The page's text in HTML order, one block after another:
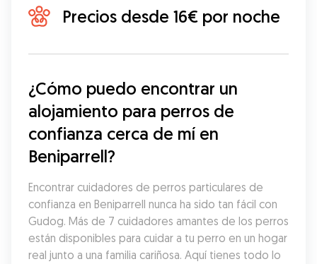
Precios desde 16€ por noche
¿Cómo puedo encontrar un
alojamiento para perros de
confianza cerca de mí en
Beniparrell?
Encontrar cuidadores de perros particulares de
confianza en Beniparrell nunca ha sido tan fácil con
Gudog. Más de 7 cuidadores amantes de los perros
están disponibles para cuidar a tu perro en un hogar
real junto a una familia cariñosa. Aquí tienes todo lo